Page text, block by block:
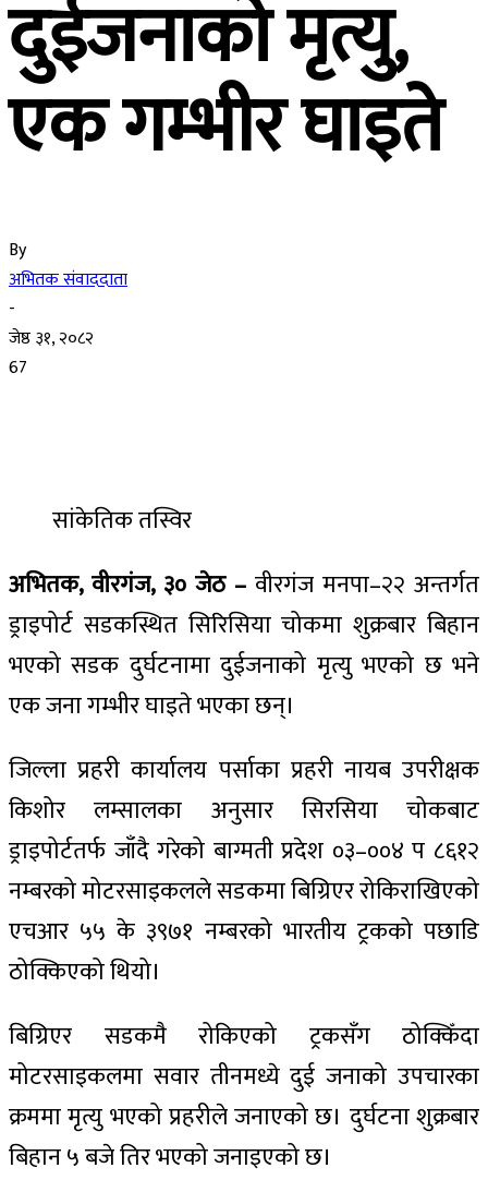
दुईजनाको मृत्यु,
एक गम्भीर घाइते
By
अभितक संवाददाता
-
जेष्ठ ३१, २०८२
67
सांकेतिक तस्विर
अभितक, वीरगंज, ३० जेठ – वीरगंज मनपा–२२ अन्तर्गत
ड्राइपोर्ट सडकस्थित सिरिसिया चोकमा शुक्रबार बिहान
भएको सडक दुर्घटनामा दुईजनाको मृत्यु भएको छ भने
एक जना गम्भीर घाइते भएका छन्।
जिल्ला प्रहरी कार्यालय पर्साका प्रहरी नायब उपरीक्षक
किशोर लम्सालका अनुसार सिरसिया चोकबाट
ड्राइपोर्टतर्फ जाँदै गरेको बाग्मती प्रदेश ०३–००४ प ८६१२
नम्बरको मोटरसाइकलले सडकमा बिग्रिएर रोकिराखिएको
एचआर ५५ के ३९७१ नम्बरको भारतीय ट्रकको पछाडि
ठोक्किएको थियो।
बिग्रिएर सडकमै रोकिएको ट्रकसँग ठोक्किँदा
मोटरसाइकलमा सवार तीनमध्ये दुई जनाको उपचारका
क्रममा मृत्यु भएको प्रहरीले जनाएको छ। दुर्घटना शुक्रबार
बिहान ५ बजे तिर भएको जनाइएको छ।